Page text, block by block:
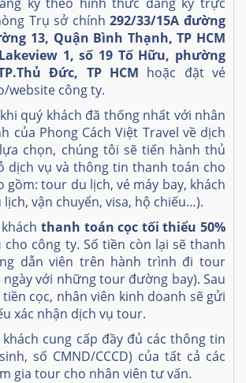
Trụ sở chính292/33/15A đường
13, Quận Bình Thạnh, TP HCM
Lakeview 1, số 19 Tố Hữu, phường
Đức, TP HCM hoặc đặt vé
website công ty.
quý khách đã thống nhất với nhân
của Phong Cách Việt Travel về dịch
chọn, chúng tôi sẽ tiến hành thủ
dịch vụ và thông tin thanh toán cho
gồm: tour du lịch, vé máy bay, khách
vận chuyển, visa, hộ chiếu…).
kháchthanh toán cọc tối thiểu 50%
cho công ty. Số tiền còn lại sẽ thanh
dẫn viên trên hành trình đi tour
với những tour đường bay). Sau
cọc, nhân viên kinh doanh sẽ gửi
xác nhận dịch vụ tour.
khách cung cấp đầy đủ các thông tin
số CMND/CCCD) của tất cả các
gia tour cho nhân viên tư vấn.